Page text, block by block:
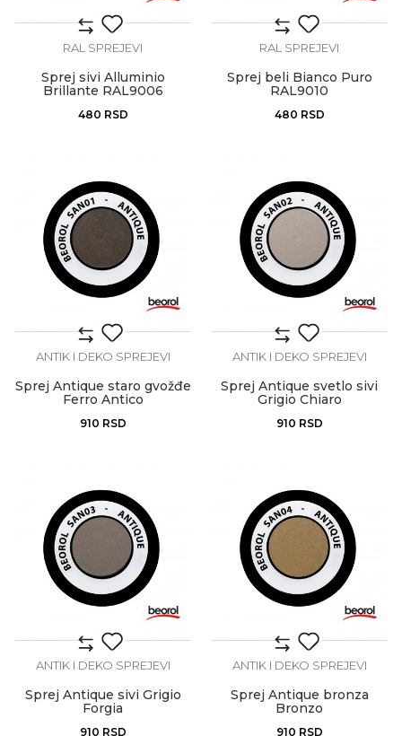
RAL SPREJEVI
Sprej sivi Alluminio
Brillante RAL9006
480 RSD
RAL SPREJEVI
Sprej beli Bianco Puro
RAL9010
480 RSD
ANTIK I DEKO SPREJEVI
Sprej Antique staro gvožđe
Ferro Antico
910 RSD
ANTIK I DEKO SPREJEVI
Sprej Antique svetlo sivi
Grigio Chiaro
910 RSD
ANTIK I DEKO SPREJEVI
Sprej Antique sivi Grigio
Forgia
910 RSD
ANTIK I DEKO SPREJEVI
Sprej Antique bronza
Bronzo
910 RSD